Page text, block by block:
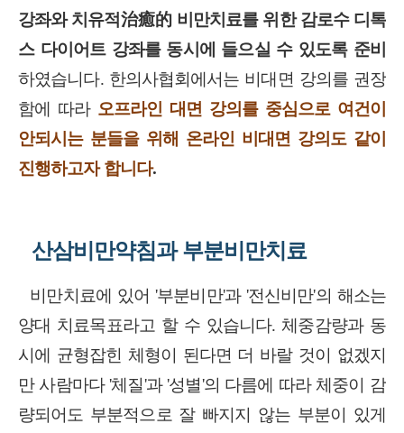
강좌와 치유적治癒的 비만치료를 위한 감로수 디톡
스 다이어트 강좌를 동시에 들으실 수 있도록 준비
하였습니다. 한의사협회에서는 비대면 강의를 권장
함에 따라 오프라인 대면 강의를 중심으로 여건이
안되시는 분들을 위해 온라인 비대면 강의도 같이
진행하고자 합니다.
산삼비만약침과 부분비만치료
비만치료에 있어 '부분비만'과'전신비만'의 해소는
양대 치료목표라고 할 수 있습니다. 체중감량과 동
시에 균형잡힌 체형이 된다면 더 바랄 것이 없겠지
만 사람마다'체질'과'성별'의 다름에 따라 체중이 감
량되어도 부분적으로 잘 빠지지 않는 부분이 있게